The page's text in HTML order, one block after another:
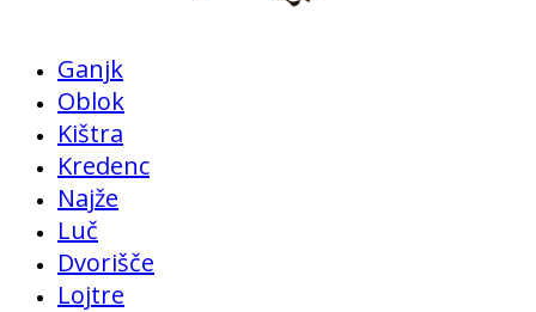
Ganjk
Oblok
Kištra
Kredenc
Najže
Luč
Dvorišče
Lojtre